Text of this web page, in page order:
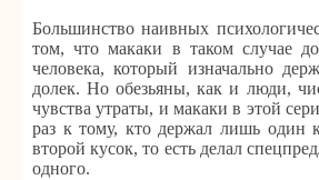
Большинство наивных
том, что макаки в таком случае
человека, который изначально
долек. Но обезьяны, как и люди,
чувства утраты, и макаки в этой
раз к тому, кто держал лишь один
второй кусок, то есть делал
одного.